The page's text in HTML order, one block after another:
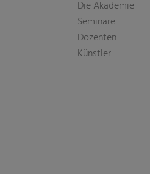
Die Akademie
Seminare
Dozenten
Künstler